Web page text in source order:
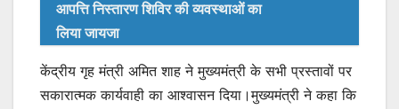
आपत्ति निस्तारण शिविर की व्यवस्थाओं का
लिया जायजा
केंद्रीय गृह मंत्री अमित शाह ने मुख्यमंत्री के सभी प्रस्तावों पर
सकारात्मक कार्यवाही का आश्वासन दिया।मुख्यमंत्री ने कहा कि